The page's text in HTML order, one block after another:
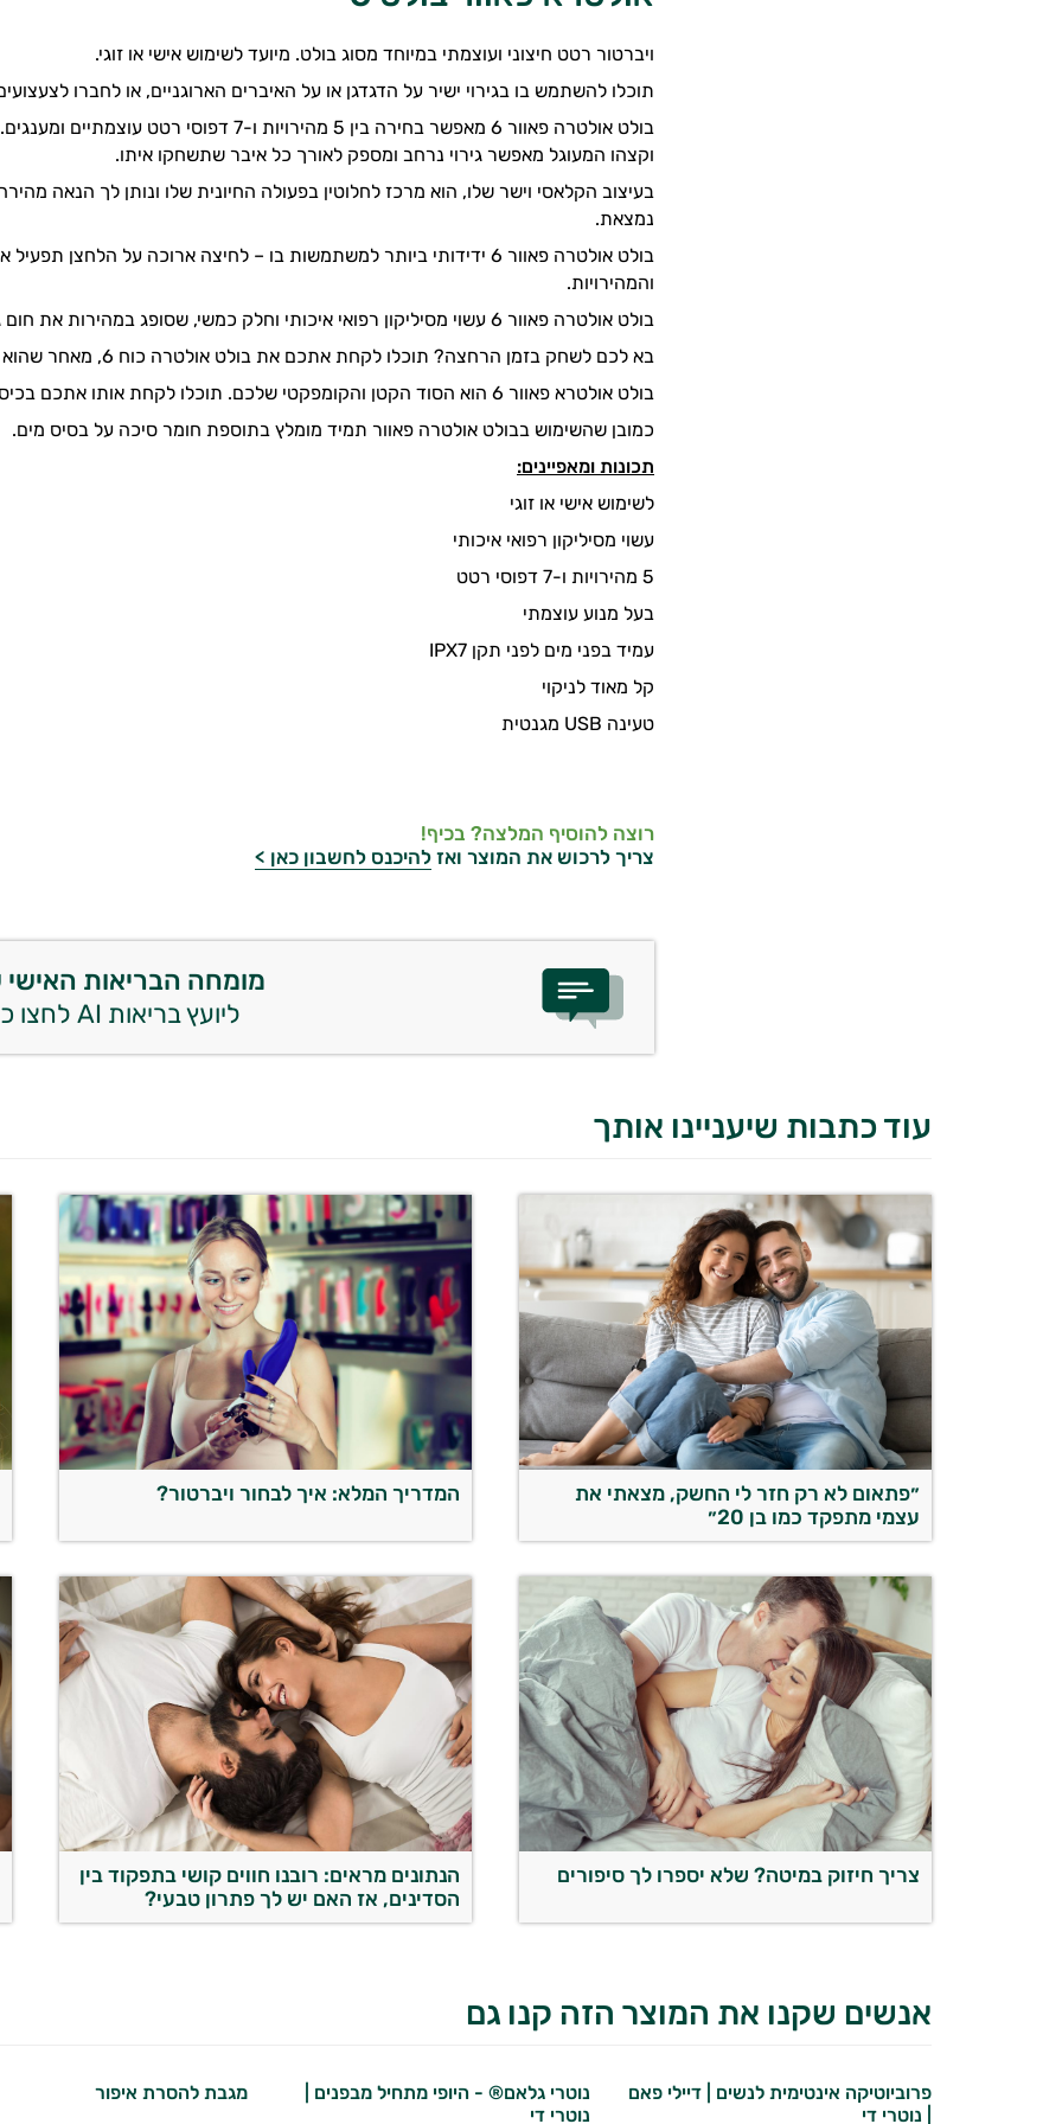
ויברטור רטט חיצוני ועוצמתי במיוחד מסוג בולט. מיועד לשימוש אישי או זוגי.
תוכלו להשתמש בו בגירוי ישיר על הדגדגן או על האיברים הארוגניים, או לחברו
בולט אולטרה פאוור 6 מאפשר בחירה בין 5
וקצהו המעוגל מאפשר גירוי נרחב ומספק לאורך כל איבר שתשחקו איתו.
בעיצוב הקלאסי וישר שלו, הוא מרכז לחלוטין בפעולה החיונית שלו ונותן לך הנאה
נמצאת.
בולט אולטרה פאוור 6 ידידותי ביותר למשתמשות בו – לחיצה ארוכה על
והמהירויות.
בולט אולטרה פאוור 6 עשוי מסיליקון רפואי איכותי וחלק כמשי, שסופג במהירות את חום גופכם ומגיב אליו.
בא לכם לשחק בזמן הרחצה? תוכלו לקחת אתכם את בולט אולטרה כוח 6, מאחר שהוא עמיד למים לפי תקן 7IPX המחמיר ביותר.
בולט אולטרא פאוור 6 הוא הסוד הקטן והקומפקטי שלכם. תוכלו לקחת אותו אתכם בכיס או בתיק, ואיש לא ידע על כך.
כמובן שהשימוש בבולט אולטרה פאוור תמיד מומלץ בתוספת חומר סיכה על בסיס מים.
תכונות ומאפיינים:
לשימוש אישי או זוגי
עשוי מסיליקון רפואי איכותי
5 מהירויות ו-7 דפוסי רטט
בעל מנוע עוצמתי
עמיד בפני מים לפני תקן IPX7
קל מאוד לניקוי
טעינה USB מגנטית
רוצה להוסיף המלצה? בכיף!
צריך לרכוש את המוצר ואז להיכנס לחשבון כאן >
מומחה הבריאות
ליועץ בריאות AI לחצו כאן
עוד כתבות שיעניינו אותך
״פתאום לא רק חזר לי החשק, מצאתי את
עצמי מתפקד כמו בן 20״
המדריך המלא: איך לבחור ויברטור?
צריך חיזוק במיטה? שלא יספרו לך סיפורים
הנתונים מראים: רובנו חווים קושי בתפקוד בין
הסדינים, אז האם יש לך פתרון טבעי?
אנשים שקנו את המוצר הזה קנו גם
פרוביוטיקה אינטימית לנשים | דיילי פאם
| נוטרי די
נוטרי גלאם® - היופי מתחיל מבפנים |
נוטרי די
מגבת להסרת איפור